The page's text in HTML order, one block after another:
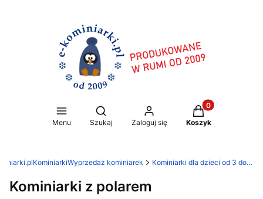
Menu
Otwórz wyszukiwarkę
Szukaj Zaloguj się
Produkty w
Koszyk
KominiarkiWyprzedaż kominiarek Kominiarki dla dzieci od 3 do 7 lat
Kominiarki z polarem